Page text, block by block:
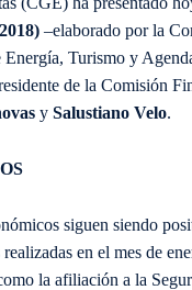
–elaborado por la
Turismo y
de la Comisión
y Salustiano Velo.
siguen siendo
en el mes de
la afiliación a la